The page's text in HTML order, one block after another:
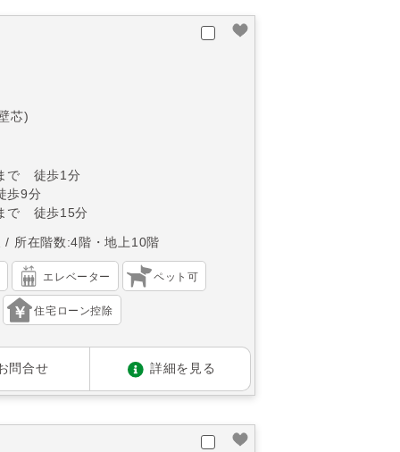
芯)
で 徒歩1分
歩9分
で 徒歩15分
所在階数:4階・地上10階
エレベーター ペット可
住宅ローン控除
問合せ 詳細を見る